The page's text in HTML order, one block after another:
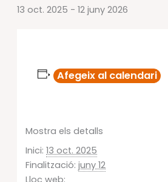
13 oct. 2025 - 12 juny 2026
Afegeix al calendari
Mostra els detalls
Inici: 13 oct. 2025
Finalització: juny 12
Lloc web: